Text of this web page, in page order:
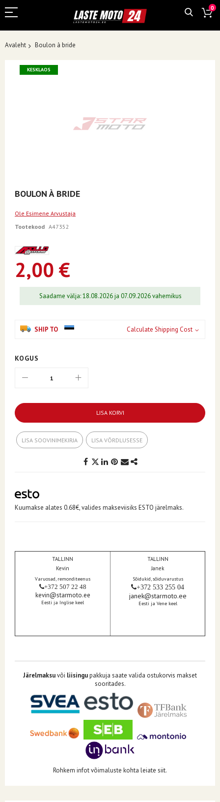
0
Avaleht Boulon à bride
Skip
KESKLAOS
Skip
to
beginning
of
gallery
BOULON À BRIDE
Ole Esimene Arvustaja
Tootekood A47352
2,00 €
Saadame välja: 18.08.2026 ja 07.09.2026 vahemikus
SHIP TO Calculate Shipping Cost
KOGUS
LISA KORVI
LISA SOOVINIMEKIRJA LISA VÕRDLUSESSE
Kuumakse alates 0.68€, valides makseviisiks ESTO järelmaks.
TALLINN
Kevin
Varuosad, remonditeenus
+372 507 22 48
kevin@starmoto.ee
Eesti ja Inglise keel
TALLINN
Janek
Sõidukid, sõiduvarustus
+372 533 255 04
janek@starmoto.ee
Eesti ja Vene keel
Järelmaksuvõi liisingupakkuja saate valida ostukorvis makset
sooritades.
Rohkem infot võimaluste kohta leiate siit.